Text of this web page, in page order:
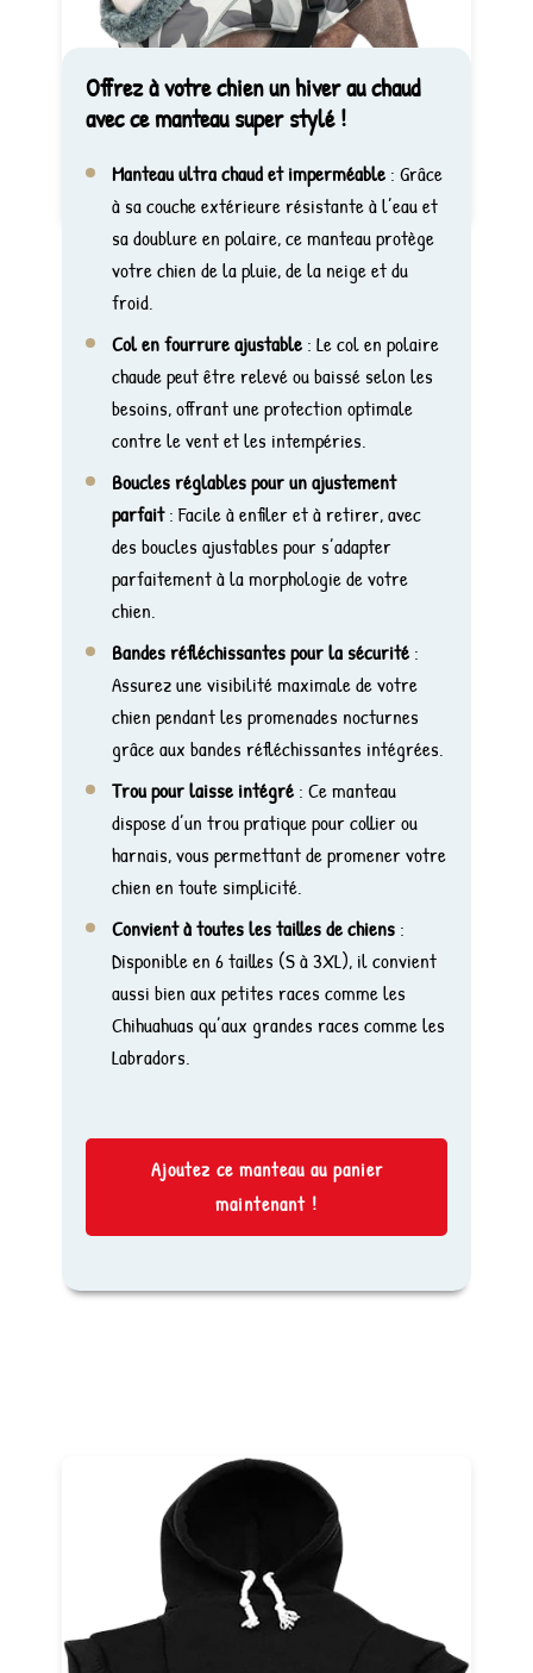
Offrez à votre chien un hiver au chaud
avec ce manteau super stylé !
Manteau ultra chaud et imperméable : Grâce
à sa couche extérieure résistante à l’eau et
sa doublure en polaire, ce manteau protège
votre chien de la pluie, de la neige et du
froid.
Col en fourrure ajustable : Le col en polaire
chaude peut être relevé ou baissé selon les
besoins, offrant une protection optimale
contre le vent et les intempéries.
Boucles réglables pour un ajustement
parfait: Facile à enfiler et à retirer, avec
des boucles ajustables pour s’adapter
parfaitement à la morphologie de votre
chien.
Bandes réfléchissantes pour la sécurité :
Assurez une visibilité maximale de votre
chien pendant les promenades nocturnes
grâce aux bandes réfléchissantes intégrées.
Trou pour laisse intégré : Ce manteau
dispose d’un trou pratique pour collier ou
harnais, vous permettant de promener votre
chien en toute simplicité.
Convient à toutes les tailles de chiens :
Disponible en 6 tailles (S à 3XL), il convient
aussi bien aux petites races comme les
Chihuahuas qu’aux grandes races comme les
Labradors.
Ajoutez ce manteau au panier
maintenant !